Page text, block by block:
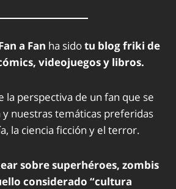
a Fan ha sidotu blog friki de
videojuegos y libros.
la perspectiva de un fan que se
nuestras temáticas preferidas
la ciencia ficción y el terror.
sobre superhéroes, zombis
considerado “cultura